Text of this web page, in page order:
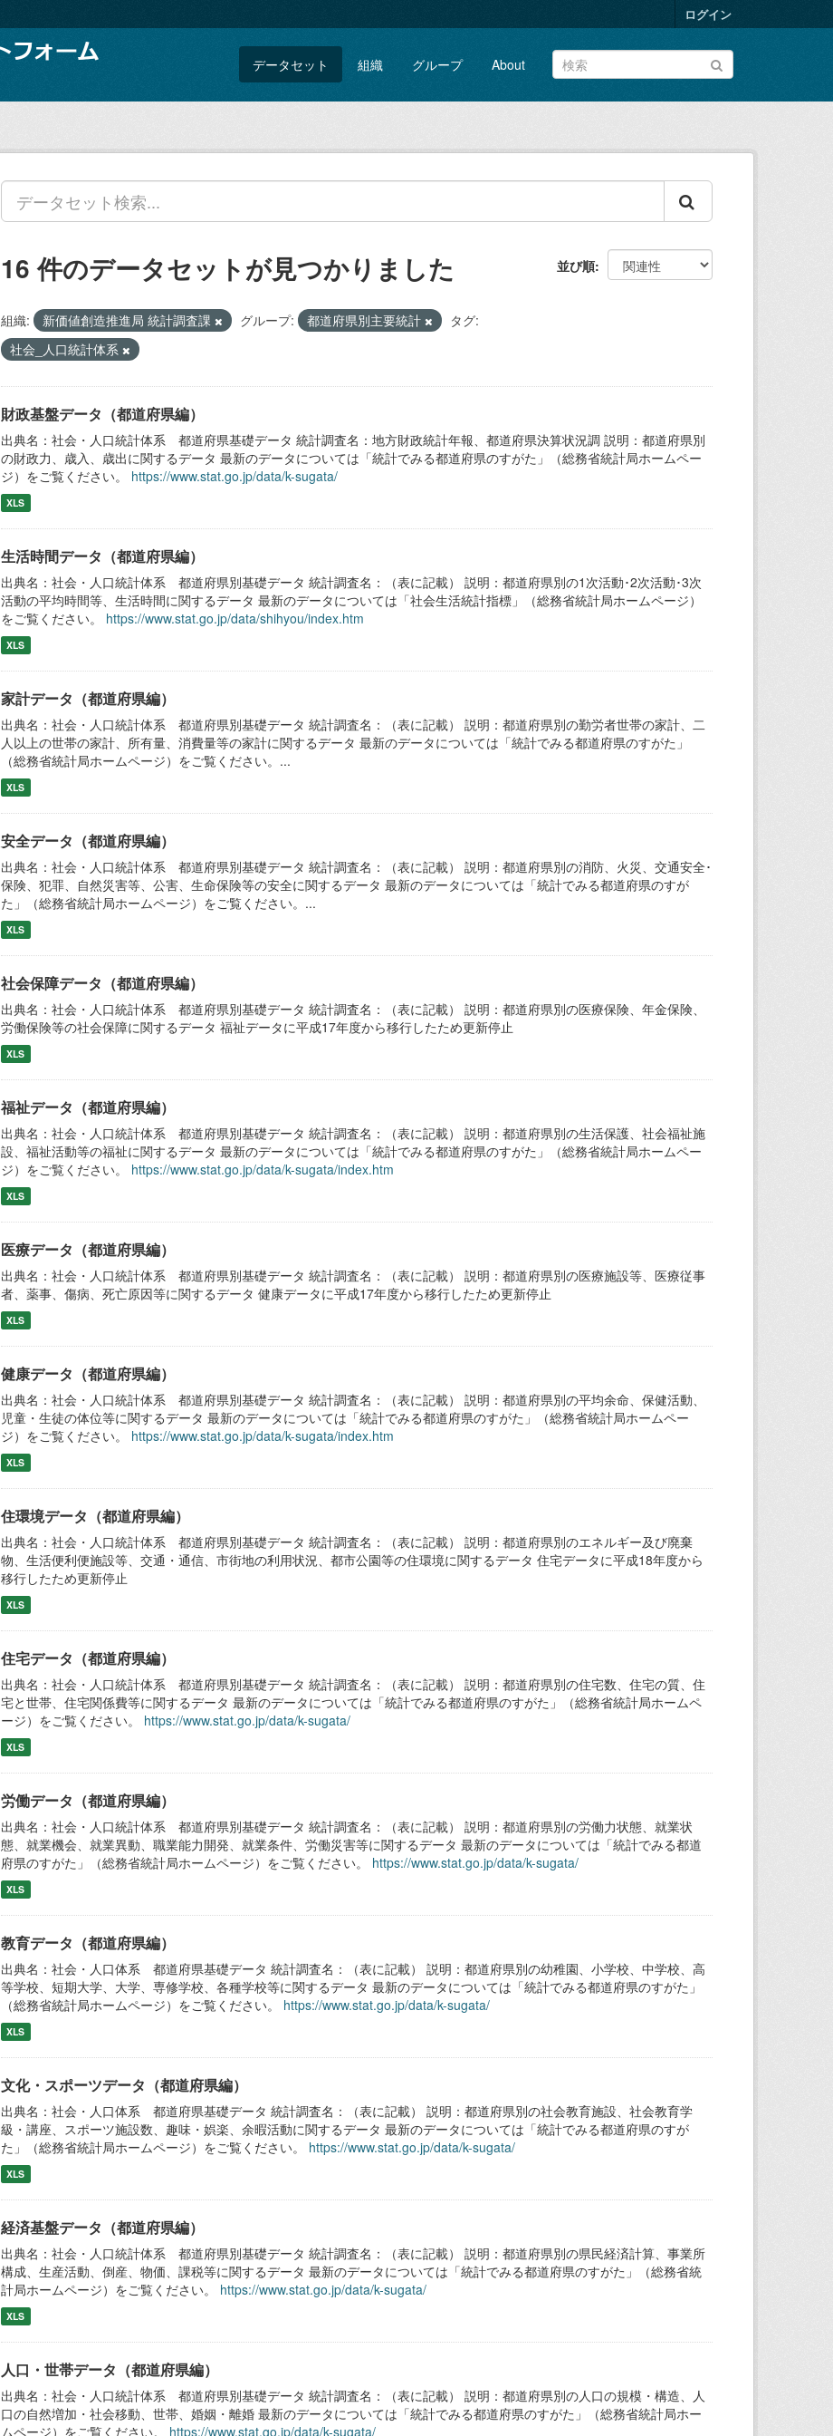
ログイン
データセット 組織 グループ About
並び順
16 件のデータセットが見つかりました
組織: 新価値創造推進局 統計調査課 グループ: 都道府県別主要統計
タグ:
社会_人口統計体系
財政基盤データ（都道府県編）
出典名：社会・人口統計体系 都道府県基礎データ 統計調査名：地方財政統計年報、都道府県決算状況調 説明：都道府県別
の財政力、歳入、歳出に関するデータ 最新のデータについては「統計でみる都道府県のすがた」（総務省統計局ホームペー
ジ）をご覧ください。 https://www.stat.go.jp/data/k-sugata/
XLS
生活時間データ（都道府県編）
出典名：社会・人口統計体系 都道府県別基礎データ 統計調査名：（表に記載） 説明：都道府県別の1次活動･2次活動･3次
活動の平均時間等、生活時間に関するデータ 最新のデータについては「社会生活統計指標」（総務省統計局ホームページ）
をご覧ください。 https://www.stat.go.jp/data/shihyou/index.htm
XLS
家計データ（都道府県編）
出典名：社会・人口統計体系 都道府県別基礎データ 統計調査名：（表に記載） 説明：都道府県別の勤労者世帯の家計、二
人以上の世帯の家計、所有量、消費量等の家計に関するデータ 最新のデータについては「統計でみる都道府県のすがた」
（総務省統計局ホームページ）をご覧ください。...
XLS
安全データ（都道府県編）
出典名：社会・人口統計体系 都道府県別基礎データ 統計調査名：（表に記載） 説明：都道府県別の消防、火災、交通安全･
保険、犯罪、自然災害等、公害、生命保険等の安全に関するデータ 最新のデータについては「統計でみる都道府県のすが
た」（総務省統計局ホームページ）をご覧ください。...
XLS
社会保障データ（都道府県編）
出典名：社会・人口統計体系 都道府県別基礎データ 統計調査名：（表に記載） 説明：都道府県別の医療保険、年金保険、
労働保険等の社会保障に関するデータ 福祉データに平成17年度から移行したため更新停止
XLS
福祉データ（都道府県編）
出典名：社会・人口統計体系 都道府県別基礎データ 統計調査名：（表に記載） 説明：都道府県別の生活保護、社会福祉施
設、福祉活動等の福祉に関するデータ 最新のデータについては「統計でみる都道府県のすがた」（総務省統計局ホームペー
ジ）をご覧ください。 https://www.stat.go.jp/data/k-sugata/index.htm
XLS
医療データ（都道府県編）
出典名：社会・人口統計体系 都道府県別基礎データ 統計調査名：（表に記載） 説明：都道府県別の医療施設等、医療従事
者、薬事、傷病、死亡原因等に関するデータ 健康データに平成17年度から移行したため更新停止
XLS
健康データ（都道府県編）
出典名：社会・人口統計体系 都道府県別基礎データ 統計調査名：（表に記載） 説明：都道府県別の平均余命、保健活動、
児童・生徒の体位等に関するデータ 最新のデータについては「統計でみる都道府県のすがた」（総務省統計局ホームペー
ジ）をご覧ください。 https://www.stat.go.jp/data/k-sugata/index.htm
XLS
住環境データ（都道府県編）
出典名：社会・人口統計体系 都道府県別基礎データ 統計調査名：（表に記載） 説明：都道府県別のエネルギー及び廃棄
物、生活便利便施設等、交通・通信、市街地の利用状況、都市公園等の住環境に関するデータ 住宅データに平成18年度から
移行したため更新停止
XLS
住宅データ（都道府県編）
出典名：社会・人口統計体系 都道府県別基礎データ 統計調査名：（表に記載） 説明：都道府県別の住宅数、住宅の質、住
宅と世帯、住宅関係費等に関するデータ 最新のデータについては「統計でみる都道府県のすがた」（総務省統計局ホームペ
ージ）をご覧ください。 https://www.stat.go.jp/data/k-sugata/
XLS
労働データ（都道府県編）
出典名：社会・人口統計体系 都道府県別基礎データ 統計調査名：（表に記載） 説明：都道府県別の労働力状態、就業状
態、就業機会、就業異動、職業能力開発、就業条件、労働災害等に関するデータ 最新のデータについては「統計でみる都道
府県のすがた」（総務省統計局ホームページ）をご覧ください。 https://www.stat.go.jp/data/k-sugata/
XLS
教育データ（都道府県編）
出典名：社会・人口体系 都道府県基礎データ 統計調査名：（表に記載） 説明：都道府県別の幼稚園、小学校、中学校、高
等学校、短期大学、大学、専修学校、各種学校等に関するデータ 最新のデータについては「統計でみる都道府県のすがた」
（総務省統計局ホームページ）をご覧ください。 https://www.stat.go.jp/data/k-sugata/
XLS
文化・スポーツデータ（都道府県編）
出典名：社会・人口体系 都道府県基礎データ 統計調査名：（表に記載） 説明：都道府県別の社会教育施設、社会教育学
級・講座、スポーツ施設数、趣味・娯楽、余暇活動に関するデータ 最新のデータについては「統計でみる都道府県のすが
た」（総務省統計局ホームページ）をご覧ください。 https://www.stat.go.jp/data/k-sugata/
XLS
経済基盤データ（都道府県編）
出典名：社会・人口統計体系 都道府県別基礎データ 統計調査名：（表に記載） 説明：都道府県別の県民経済計算、事業所
構成、生産活動、倒産、物価、課税等に関するデータ 最新のデータについては「統計でみる都道府県のすがた」（総務省統
計局ホームページ）をご覧ください。 https://www.stat.go.jp/data/k-sugata/
XLS
人口・世帯データ（都道府県編）
出典名：社会・人口統計体系 都道府県別基礎データ 統計調査名：（表に記載） 説明：都道府県別の人口の規模・構造、人
口の自然増加・社会移動、世帯、婚姻・離婚 最新のデータについては「統計でみる都道府県のすがた」（総務省統計局ホー
ムページ）をご覧ください。 https://www.stat.go.jp/data/k-sugata/